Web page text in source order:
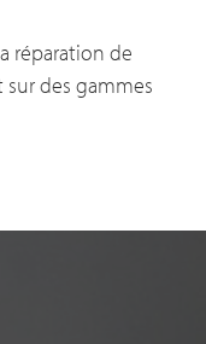
réparation de
des gammes